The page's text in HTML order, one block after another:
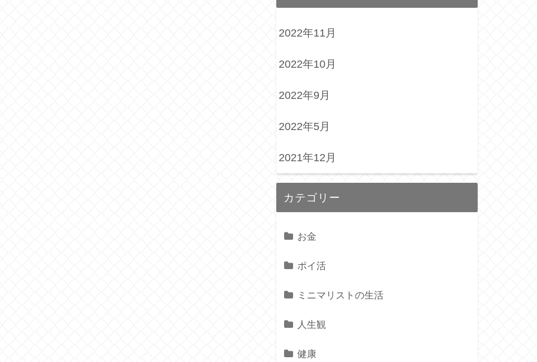
2022年11月
2022年10月
2022年9月
2022年5月
2021年12月
カテゴリー
お金
ポイ活
ミニマリストの生活
人生観
健康